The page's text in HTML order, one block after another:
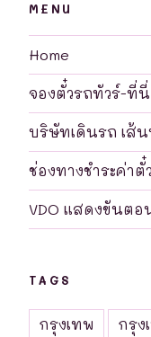
MENU
Home
จองตั๋วรถทัวร์-ที่นี่
บริษัทเดินรถ เส้น
ช่องทางชำระค่าตั๋ว
VDO แสดงขันตอ
TAGS
กรุงเทพ
กรุง